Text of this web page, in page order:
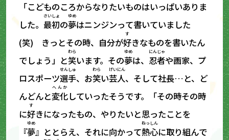
「こどものころからなりたいものはいっぱいありま
した。最初
さいしょ
の夢
ゆめ
はニンジンって書いていました
(笑) きっとその時、自分が好
す
きなものを書いたん
でしょう」と笑
わら
います。その夢
ゆめ
は、 忍者
にんじゃ
や画家、プ
ロスポーツ選手
せんしゅ
、お笑
わら
い芸人
げいにん
、そして社長…と、ど
んどんと変化
へんか
していったそうです。「その時その時
に好
す
きになったもの、やりたいと思ったことを
『夢
ゆめ
』ととらえ、それに向かって熱心
ねっしん
に取り組んで